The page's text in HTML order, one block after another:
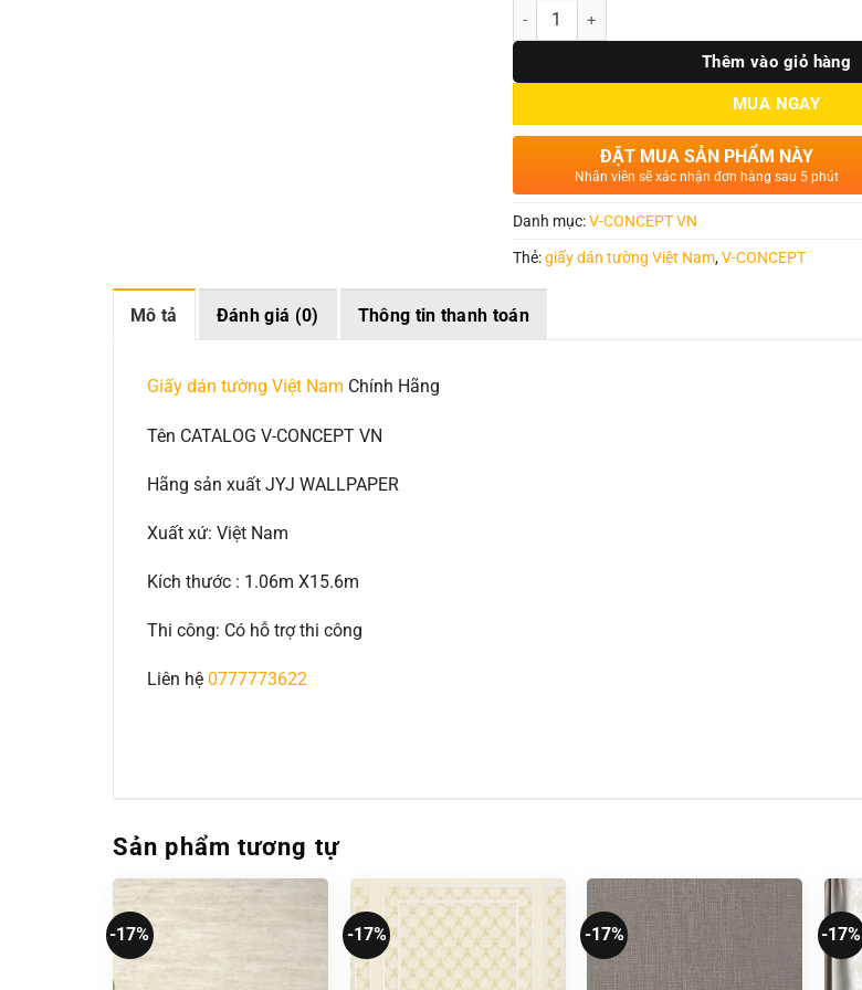
Số lượng
Thêm vào giỏ hàng
MUA NGAY
ĐẶT MUA SẢN PHẨM NÀY
Nhân viên sẽ xác nhận đơn hàng sau 5 phút
Danh mục:V-CONCEPT VN
Thẻ:giấy dán tường Việt Nam,V-CONCEPT
Mô tả Đánh giá (0) Thông tin thanh toán
Giấy dán tường Việt Nam Chính Hãng
Tên CATALOG V-CONCEPT VN
Hãng sản xuất JYJ WALLPAPER
Xuất xứ: Việt Nam
Kích thước : 1.06m X15.6m
Thi công: Có hỗ trợ thi công
Liên hệ 0777773622
Sản phẩm tương tự
-17% -17% -17% -17%